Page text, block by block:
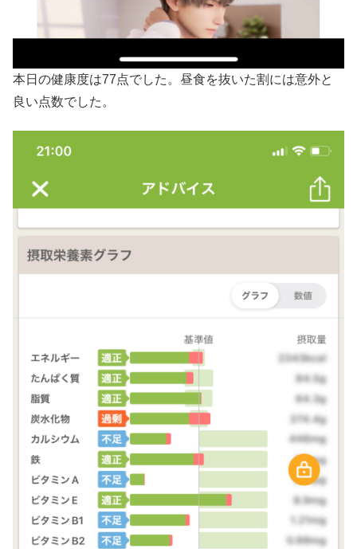
本日の健康度は77点でした。昼食を抜いた割には意外と
良い点数でした。